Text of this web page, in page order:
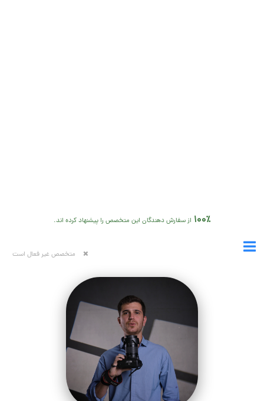
100٪ از سفارش دهندگان این متخصص را پیشنهاد کرده اند.
متخصص غیر فعال است